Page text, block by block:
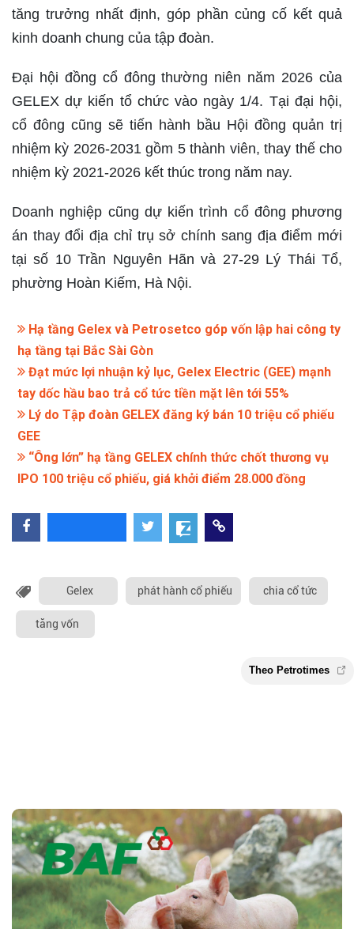
tăng trưởng nhất định, góp phần củng cố kết quả
kinh doanh chung của tập đoàn.
Đại hội đồng cổ đông thường niên năm 2026 của
GELEX dự kiến tổ chức vào ngày 1/4. Tại đại hội,
cổ đông cũng sẽ tiến hành bầu Hội đồng quản trị
nhiệm kỳ 2026-2031 gồm 5 thành viên, thay thế cho
nhiệm kỳ 2021-2026 kết thúc trong năm nay.
Doanh nghiệp cũng dự kiến trình cổ đông phương
án thay đổi địa chỉ trụ sở chính sang địa điểm mới
tại số 10 Trần Nguyên Hãn và 27-29 Lý Thái Tổ,
phường Hoàn Kiếm, Hà Nội.
Hạ tầng Gelex và Petrosetco góp vốn lập hai công ty
hạ tầng tại Bắc Sài Gòn
Đạt mức lợi nhuận kỷ lục, Gelex Electric (GEE) mạnh
tay dốc hầu bao trả cổ tức tiền mặt lên tới 55%
Lý do Tập đoàn GELEX đăng ký bán 10 triệu cổ phiếu
GEE
“Ông lớn” hạ tầng GELEX chính thức chốt thương vụ
IPO 100 triệu cổ phiếu, giá khởi điểm 28.000 đồng
Gelex phát hành cổ phiếu chia cổ tức
tăng vốn
Theo